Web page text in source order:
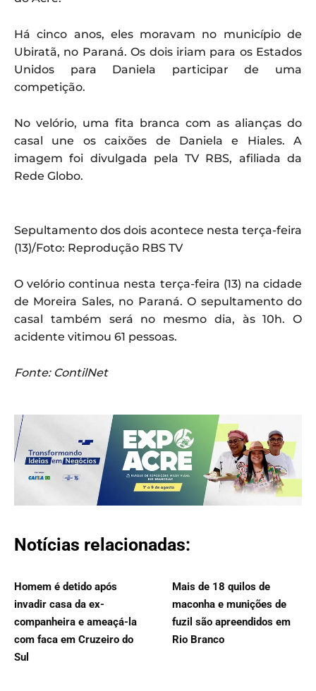
Há cinco anos, eles moravam no município de
Ubiratã, no Paraná. Os dois iriam para os Estados
Unidos para Daniela participar de uma
competição.
No velório, uma fita branca com as alianças do
casal une os caixões de Daniela e Hiales. A
imagem foi divulgada pela TV RBS, afiliada da
Rede Globo.
Sepultamento dos dois acontece nesta terça-feira
(13)/Foto: Reprodução RBS TV
O velório continua nesta terça-feira (13) na cidade
de Moreira Sales, no Paraná. O sepultamento do
casal também será no mesmo dia, às 10h. O
acidente vitimou 61 pessoas.
Fonte: ContilNet
Notícias relacionadas:
Homem é detido após
invadir casa da ex-
companheira e ameaçá-la
com faca em Cruzeiro do
Sul
Mais de 18 quilos de
maconha e munições de
fuzil são apreendidos em
Rio Branco